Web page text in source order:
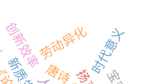
唐诗
创新效率劳动异化 时代意义